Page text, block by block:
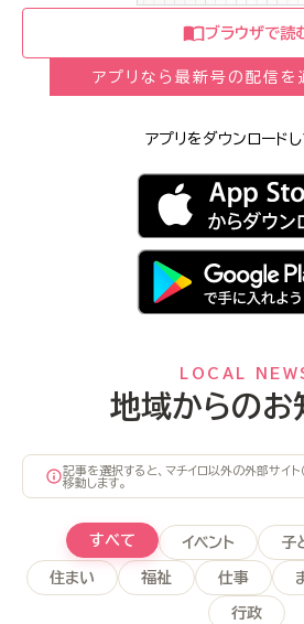
ブラウザで読
アプリなら最新号の配信を
アプリをダウンロード
LOCAL
地域からのお
記事を選択すると、マチイロ以外の外部サイト
移動します。
すべて イベント 子
住まい 福祉 仕事
行政